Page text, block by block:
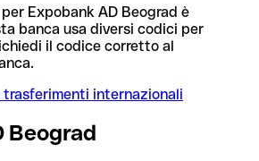
Expobank AD Beograd è
banca usa diversi codici per
il codice corretto al
trasferimenti internazionali
Beograd